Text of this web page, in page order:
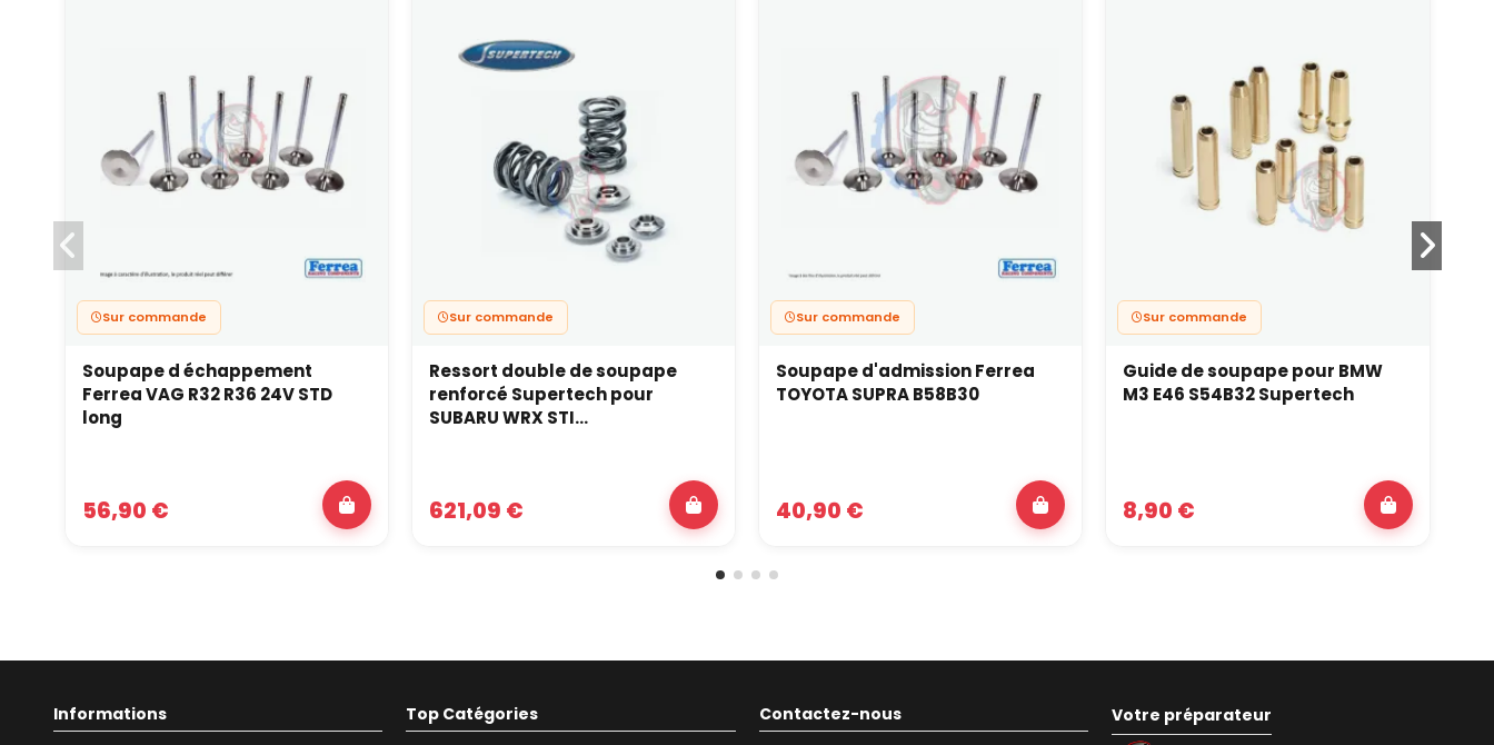
Sur commande
Soupape d échappement
Ferrea VAG R32 R36 24V STD
long
56,90 €
Sur commande
Ressort double de soupape
renforcé Supertech pour
SUBARU WRX STI...
621,09 €
Sur commande
Soupape d'admission Ferrea
TOYOTA SUPRA B58B30
40,90 €
Sur commande
Guide de soupape pour BMW
M3 E46 S54B32 Supertech
8,90 €
Informations
Top Catégories
Contactez-nous
Votre préparateur